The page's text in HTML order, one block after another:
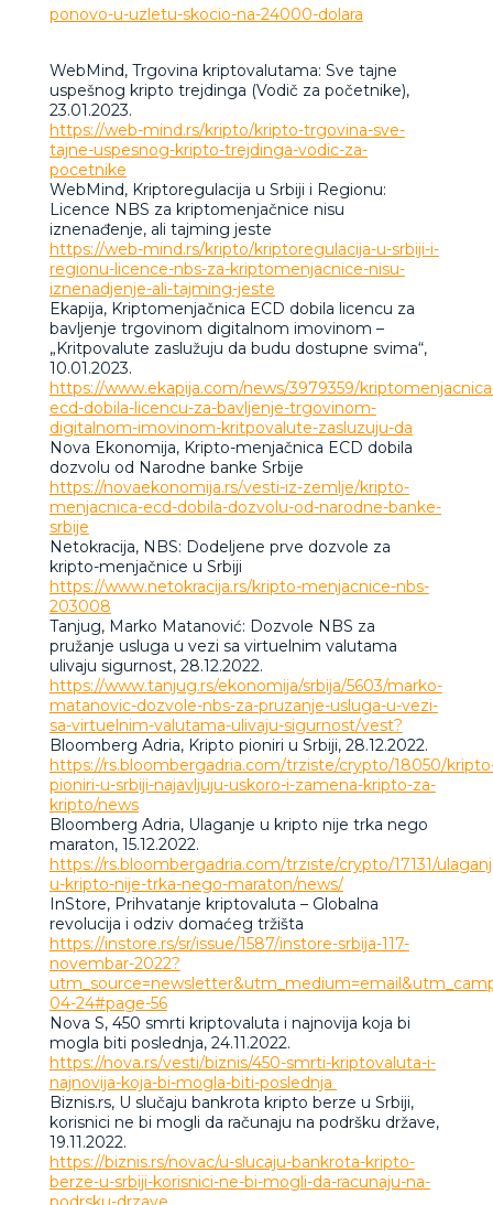
ponovo-u-uzletu-skocio-na-24000-dolara
WebMind, Trgovina kriptovalutama: Sve tajne
uspešnog kripto trejdinga (Vodič za početnike),
23.01.2023.
https://web-mind.rs/kripto/kripto-trgovina-sve-
tajne-uspesnog-kripto-trejdinga-vodic-za-
pocetnike
WebMind, Kriptoregulacija u Srbiji i Regionu:
Licence NBS za kriptomenjačnice nisu
iznenađenje, ali tajming jeste
https://web-mind.rs/kripto/kriptoregulacija-u-srbiji-i-
regionu-licence-nbs-za-kriptomenjacnice-nisu-
iznenadjenje-ali-tajming-jeste
Ekapija, Kriptomenjačnica ECD dobila licencu za
bavljenje trgovinom digitalnom imovinom –
„Kritpovalute zaslužuju da budu dostupne svima“,
10.01.2023.
https://www.ekapija.com/news/3979359/
ecd-dobila-licencu-za-bavljenje-trgovinom-
digitalnom-imovinom-kritpovalute-zasluzuju-da
Nova Ekonomija, Kripto-menjačnica ECD dobila
dozvolu od Narodne banke Srbije
https://novaekonomija.rs/vesti-iz-zemlje/kripto-
menjacnica-ecd-dobila-dozvolu-od-narodne-banke-
srbije
Netokracija, NBS: Dodeljene prve dozvole za
kripto-menjačnice u Srbiji
https://www.netokracija.rs/kripto-menjacnice-nbs-
203008
Tanjug, Marko Matanović: Dozvole NBS za
pružanje usluga u vezi sa virtuelnim valutama
ulivaju sigurnost, 28.12.2022.
https://www.tanjug.rs/ekonomija/srbija/5603/marko-
matanovic-dozvole-nbs-za-pruzanje-usluga-u-vezi-
sa-virtuelnim-valutama-ulivaju-sigurnost/vest?
Bloomberg Adria, Kripto pioniri u Srbiji, 28.12.2022.
https://rs.bloombergadria.com/trziste/crypto/18050/
pioniri-u-srbiji-najavljuju-uskoro-i-zamena-kripto-za-
kripto/news
Bloomberg Adria, Ulaganje u kripto nije trka nego
maraton, 15.12.2022.
https://rs.bloombergadria.com/trziste/crypto/17131/
u-kripto-nije-trka-nego-maraton/news/
InStore, Prihvatanje kriptovaluta – Globalna
revolucija i odziv domaćeg tržišta
https://instore.rs/sr/issue/1587/instore-srbija-117-
novembar-2022?
04-24#page-56
Nova S, 450 smrti kriptovaluta i najnovija koja bi
mogla biti poslednja, 24.11.2022.
https://nova.rs/vesti/biznis/450-smrti-kriptovaluta-i-
najnovija-koja-bi-mogla-biti-poslednja
Biznis.rs, U slučaju bankrota kripto berze u Srbiji,
korisnici ne bi mogli da računaju na podršku države,
19.11.2022.
https://biznis.rs/novac/u-slucaju-bankrota-kripto-
berze-u-srbiji-korisnici-ne-bi-mogli-da-racunaju-na-